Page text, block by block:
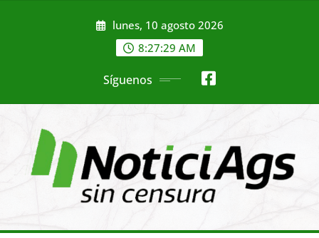
lunes, 10 agosto 2026
8:27:31 AM
Síguenos